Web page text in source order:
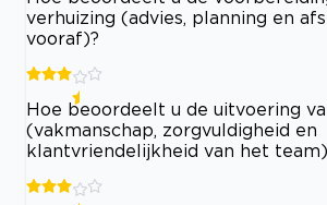
verhuizing (advies, planning en
vooraf)?
Hoe beoordeelt u de uitvoering
(vakmanschap, zorgvuldigheid en
klantvriendelijkheid van het